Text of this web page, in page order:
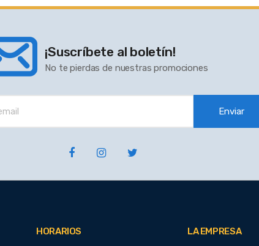
¡Suscríbete al boletín!
No te pierdas de nuestras promociones
Enviar
HORARIOS LA EMPRESA